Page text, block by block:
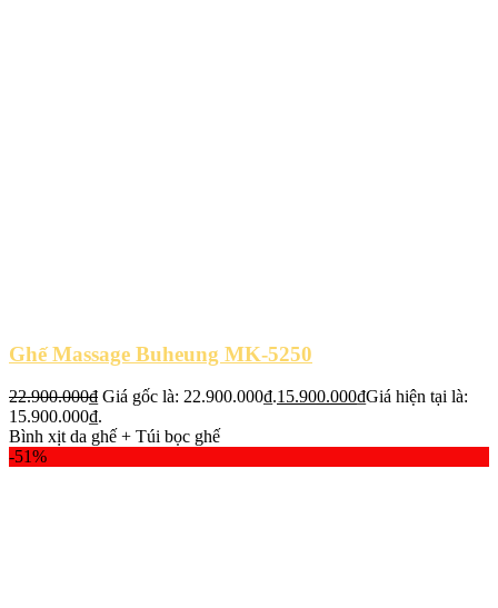
Ghế Massage Buheung MK-5250
22.900.000₫ Giá gốc là: 22.900.000₫.15.900.000₫Giá hiện tại là:
15.900.000₫.
Bình xịt da ghế + Túi bọc ghế
-51%